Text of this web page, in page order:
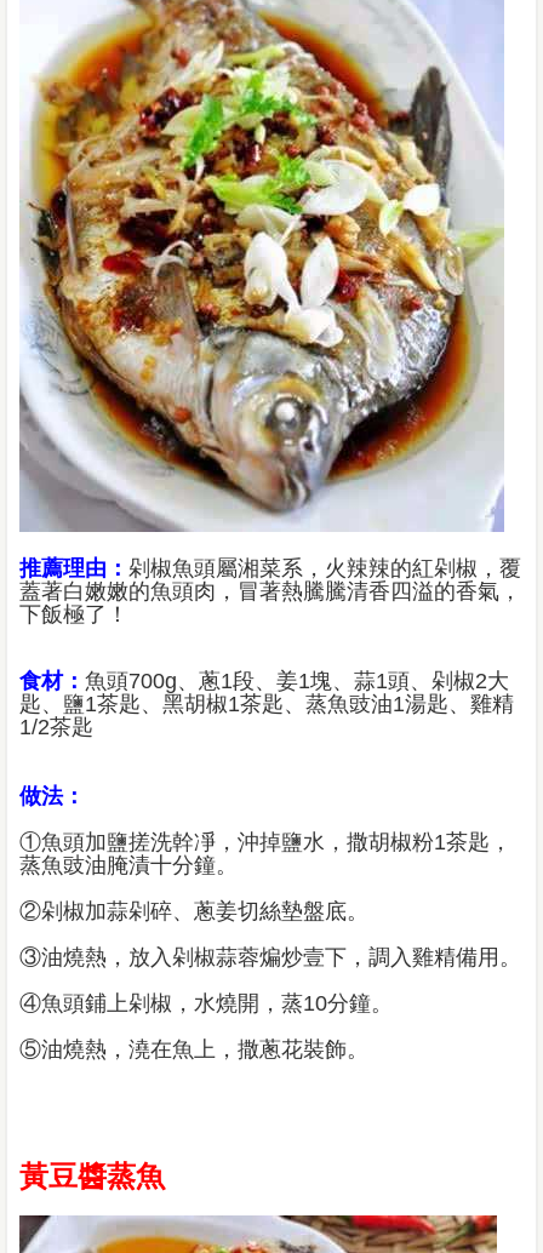
推薦理由： 剁椒魚頭屬湘菜系，火辣辣的紅剁椒，覆
蓋著白嫩嫩的魚頭肉，冒著熱騰騰清香四溢的香氣，
下飯極了！
食材： 魚頭700g、蔥1段、姜1塊、蒜1頭、剁椒2大
匙、鹽1茶匙、黑胡椒1茶匙、蒸魚豉油1湯匙、雞精
1/2茶匙
做法：
①魚頭加鹽搓洗幹凈，沖掉鹽水，撒胡椒粉1茶匙，
蒸魚豉油腌漬十分鐘。
②剁椒加蒜剁碎、蔥姜切絲墊盤底。
③油燒熱，放入剁椒蒜蓉煸炒壹下，調入雞精備用。
④魚頭鋪上剁椒，水燒開，蒸10分鐘。
⑤油燒熱，澆在魚上，撒蔥花裝飾。
黃豆醬蒸魚